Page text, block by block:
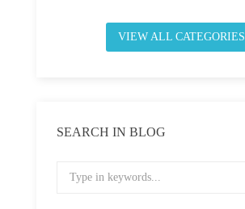
VIEW ALL CATEGORIES
SEARCH IN BLOG